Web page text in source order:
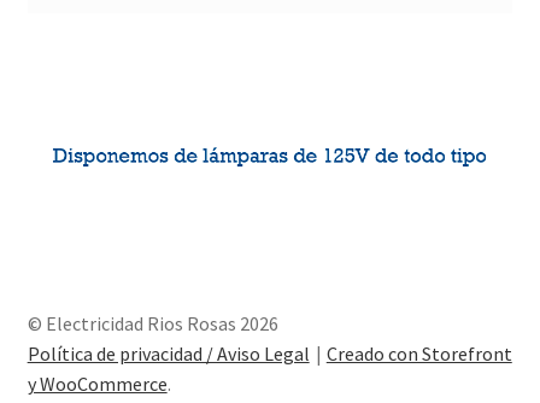
© Electricidad Rios Rosas 2026
Política de privacidad / Aviso Legal
Creado con Storefront
y WooCommerce.